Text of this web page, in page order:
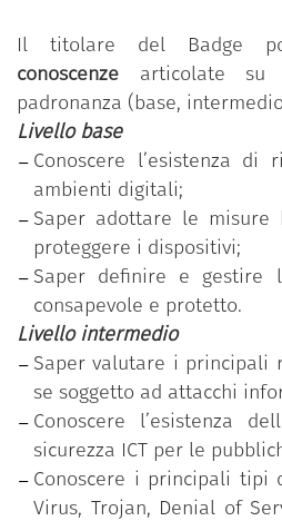
digitali per la PA”
che si
organizzate in 5 aree
competenza, a sua volta, si
variabile di conoscenze/
secondo tre livelli di
e avanzato).
“Proteggere i dispositivi”è
previste nel programma
PA”.
Il dipendente pubblico che
ha partecipato al percorso
in funzione della
fabbisogno di
superato con successo
competenze acquisite,
padronanza più elevato
Il titolare del Badge
conoscenze articolate
padronanza (base,
Livello base
Conoscere l’esistenza di
ambienti digitali;
Saper adottare le misure
proteggere i dispositivi;
Saper definire e gestire
consapevole e protetto.
Livello intermedio
Saper valutare i principali
se soggetto ad attacchi
Conoscere l’esistenza
sicurezza ICT per le
Conoscere i principali tipi
Virus, Trojan, Denial of